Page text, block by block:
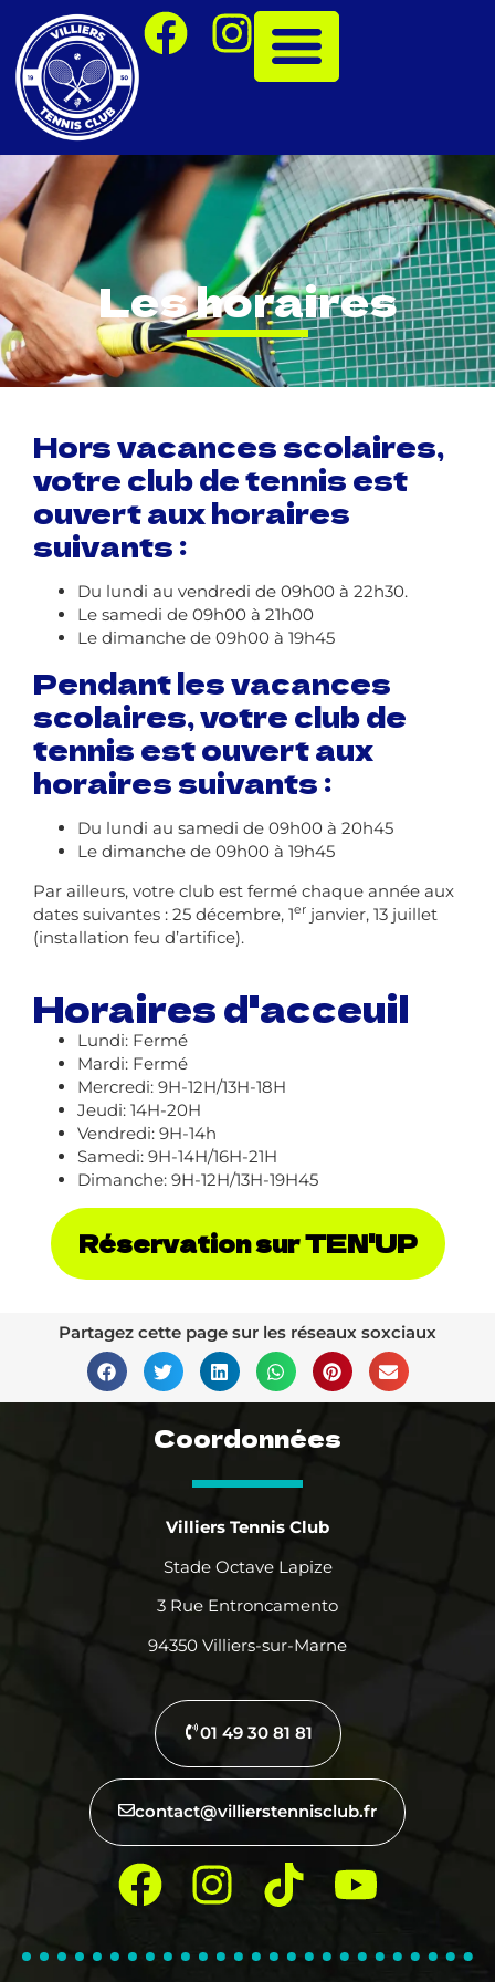
Les horaires
Hors vacances scolaires,
votre club de tennis est
ouvert aux horaires
suivants :
Du lundi au vendredi de 09h00 à 22h30.
Le samedi de 09h00 à 21h00
Le dimanche de 09h00 à 19h45
Pendant les vacances
scolaires, votre club de
tennis est ouvert aux
horaires suivants :
Du lundi au samedi de 09h00 à 20h45
Le dimanche de 09h00 à 19h45
Par ailleurs, votre club est fermé chaque année aux
dates suivantes : 25 décembre, 1er janvier, 13 juillet
(installation feu d’artifice).
Horaires d'acceuil
Lundi: Fermé
Mardi: Fermé
Mercredi: 9H-12H/13H-18H
Jeudi: 14H-20H
Vendredi: 9H-14h
Samedi: 9H-14H/16H-21H
Dimanche: 9H-12H/13H-19H45
Réservation sur TEN'UP
Partagez cette page sur les réseaux soxciaux
Coordonnées
Villiers Tennis Club
Stade Octave Lapize
3 Rue Entroncamento
94350 Villiers-sur-Marne
01 49 30 81 81
contact@villierstennisclub.fr